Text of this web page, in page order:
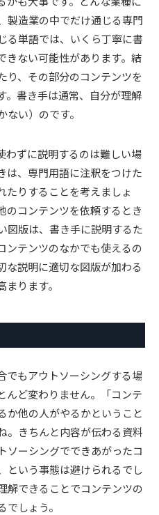
製造業の中でだけ通じる専門
る単語では、いくら丁寧に書
きない可能性があります。結
り、その部分のコンテンツを
。書き手は通常、自分が理解
い）のです。
わずに説明するのは難しい場
は、専門用語に注釈をつけた
たりすることを考えましょ
のコンテンツを依頼するとき
図版は、書き手に説明するた
ンテンツのなかでも使えるの
な説明に適切な図版が加わる
ります。
でもアウトソーシングする場
んど変わりません。「コンテ
か他の人がやるかということ
。きちんと内容が伝わる資料
ソーシングでできあがったコ
という事態は避けられるでし
解できることでコンテンツの
しょう。